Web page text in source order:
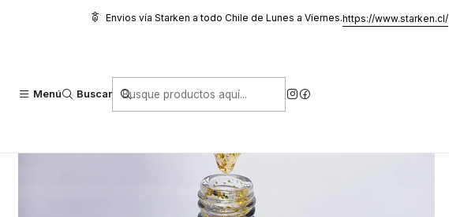
Menú Buscar
Envios vía Starken a todo Chile de Lunes a Viernes.https://www.starken.cl/
Manicure Base y Top Top Gold Diamond Clique